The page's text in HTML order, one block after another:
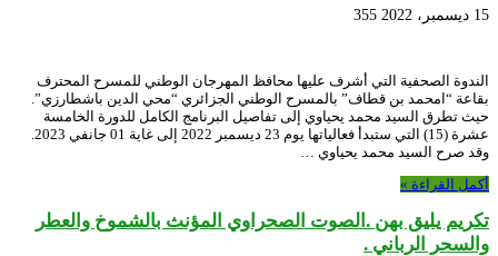
15 ديسمبر، 2022 355
الندوة الصحفية التي أشرف عليها محافظ المهرجان الوطني للمسرح المحترف
بقاعة “امحمد بن قطاف” بالمسرح الوطني الجزائري “محي الدين باشطارزي”.
حيث تطرق السيد محمد يحياوي إلى تفاصيل البرنامج الكامل للدورة الخامسة
وقد صرح السيد محمد يحياوي …
أكمل القراءة »
تكريم يليق بهن .الصوت الصحراوي المؤنث بالشموخ والعطر
والسحر الرباني .